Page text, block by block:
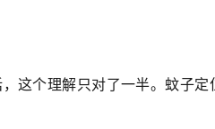
这个理解只对了一半。蚊子定